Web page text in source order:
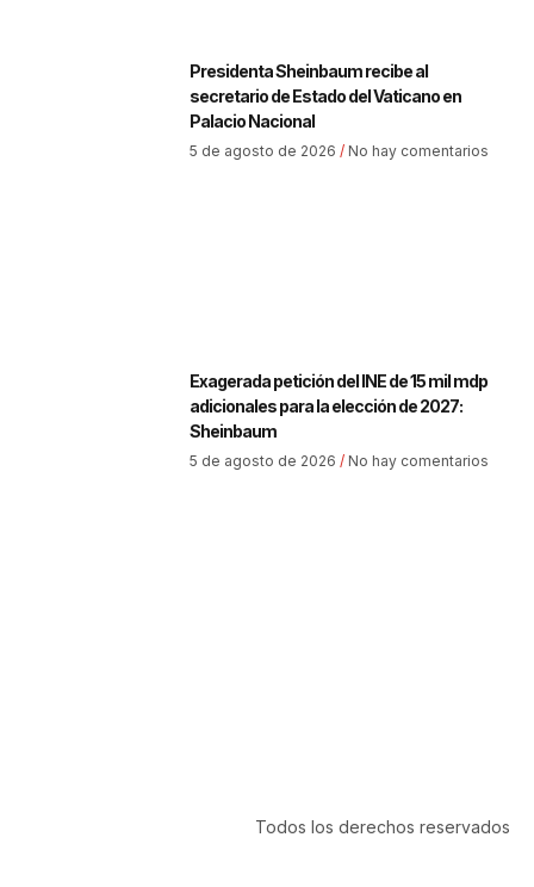
Presidenta Sheinbaum recibe al
secretario de Estado del Vaticano en
Palacio Nacional
5 de agosto de 2026 No hay comentarios
Exagerada petición del INE de 15 mil mdp
adicionales para la elección de 2027:
Sheinbaum
5 de agosto de 2026 No hay comentarios
Todos los derechos reservados